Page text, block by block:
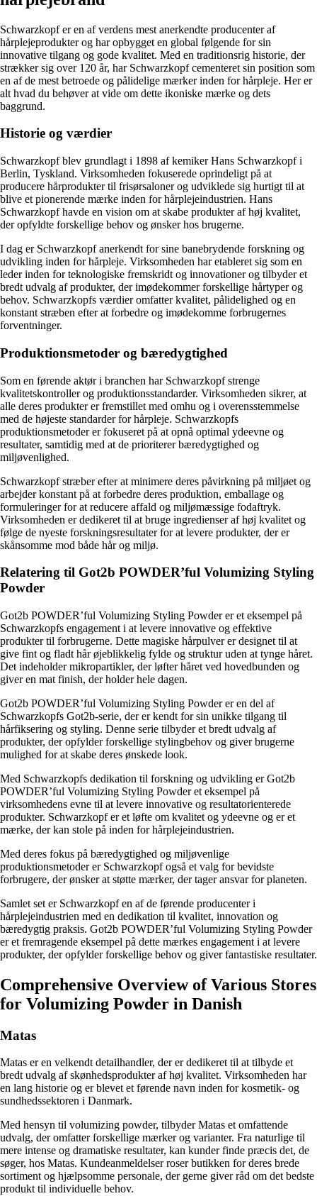
Schwarzkopf er en af verdens mest anerkendte producenter af
hårplejeprodukter og har opbygget en global følgende for sin
innovative tilgang og gode kvalitet. Med en traditionsrig historie, der
strækker sig over 120 år, har Schwarzkopf cementeret sin position som
en af de mest betroede og pålidelige mærker inden for hårpleje. Her er
alt hvad du behøver at vide om dette ikoniske mærke og dets
baggrund.
Historie og værdier
Schwarzkopf blev grundlagt i 1898 af kemiker Hans Schwarzkopf i
Berlin, Tyskland. Virksomheden fokuserede oprindeligt på at
producere hårprodukter til frisørsaloner og udviklede sig hurtigt til at
blive et pionerende mærke inden for hårplejeindustrien. Hans
Schwarzkopf havde en vision om at skabe produkter af høj kvalitet,
der opfyldte forskellige behov og ønsker hos brugerne.
I dag er Schwarzkopf anerkendt for sine banebrydende forskning og
udvikling inden for hårpleje. Virksomheden har etableret sig som en
leder inden for teknologiske fremskridt og innovationer og tilbyder et
bredt udvalg af produkter, der imødekommer forskellige hårtyper og
behov. Schwarzkopfs værdier omfatter kvalitet, pålidelighed og en
konstant stræben efter at forbedre og imødekomme forbrugernes
forventninger.
Produktionsmetoder og bæredygtighed
Som en førende aktør i branchen har Schwarzkopf strenge
kvalitetskontroller og produktionsstandarder. Virksomheden sikrer, at
alle deres produkter er fremstillet med omhu og i overensstemmelse
med de højeste standarder for hårpleje. Schwarzkopfs
produktionsmetoder er fokuseret på at opnå optimal ydeevne og
resultater, samtidig med at de prioriterer bæredygtighed og
miljøvenlighed.
Schwarzkopf stræber efter at minimere deres påvirkning på miljøet og
arbejder konstant på at forbedre deres produktion, emballage og
formuleringer for at reducere affald og miljømæssige fodaftryk.
Virksomheden er dedikeret til at bruge ingredienser af høj kvalitet og
følge de nyeste forskningsresultater for at levere produkter, der er
skånsomme mod både hår og miljø.
Relatering til Got2b POWDER’ful Volumizing Styling
Powder
Got2b POWDER’ful Volumizing Styling Powder er et eksempel på
Schwarzkopfs engagement i at levere innovative og effektive
produkter til forbrugerne. Dette magiske hårpulver er designet til at
give fint og fladt hår øjeblikkelig fylde og struktur uden at tynge håret.
Det indeholder mikropartikler, der løfter håret ved hovedbunden og
giver en mat finish, der holder hele dagen.
Got2b POWDER’ful Volumizing Styling Powder er en del af
Schwarzkopfs Got2b-serie, der er kendt for sin unikke tilgang til
hårfiksering og styling. Denne serie tilbyder et bredt udvalg af
produkter, der opfylder forskellige stylingbehov og giver brugerne
mulighed for at skabe deres ønskede look.
Med Schwarzkopfs dedikation til forskning og udvikling er Got2b
POWDER’ful Volumizing Styling Powder et eksempel på
virksomhedens evne til at levere innovative og resultatorienterede
produkter. Schwarzkopf er et løfte om kvalitet og ydeevne og er et
mærke, der kan stole på inden for hårplejeindustrien.
Med deres fokus på bæredygtighed og miljøvenlige
produktionsmetoder er Schwarzkopf også et valg for bevidste
forbrugere, der ønsker at støtte mærker, der tager ansvar for planeten.
Samlet set er Schwarzkopf en af de førende producenter i
hårplejeindustrien med en dedikation til kvalitet, innovation og
bæredygtig praksis. Got2b POWDER’ful Volumizing Styling Powder
er et fremragende eksempel på dette mærkes engagement i at levere
produkter, der opfylder forskellige behov og giver fantastiske resultater.
Comprehensive Overview of Various Stores
for Volumizing Powder in Danish
Matas
Matas er en velkendt detailhandler, der er dedikeret til at tilbyde et
bredt udvalg af skønhedsprodukter af høj kvalitet. Virksomheden har
en lang historie og er blevet et førende navn inden for kosmetik- og
sundhedssektoren i Danmark.
Med hensyn til volumizing powder, tilbyder Matas et omfattende
udvalg, der omfatter forskellige mærker og varianter. Fra naturlige til
mere intense og dramatiske resultater, kan kunder finde præcis det, de
søger, hos Matas. Kundeanmeldelser roser butikken for deres brede
sortiment og hjælpsomme personale, der gerne giver råd om det bedste
produkt til individuelle behov.